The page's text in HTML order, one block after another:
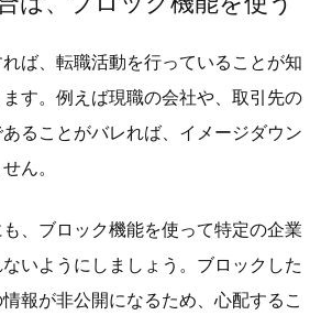
ば、転職活動を行っていることが知
す。例えば現職の会社や、取引先の
ることがバレれば、イメージダウン
ん。
、ブロック機能を使って特定の企業
いようにしましょう。ブロックした
報が非公開になるため、心配するこ